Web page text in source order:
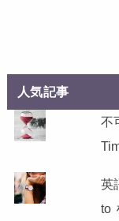
人気記事
不
英
to